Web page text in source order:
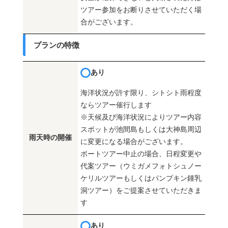
ツアー参加をお断りさせていただく場
合がございます。
プランの特徴
雨天時の開催
あり
海洋状況が許す限り、シトシト雨程度
ならツアー催行します
※天候及び海洋状況によりツアー内容
スポットが池間島もしくは大神島周辺
に変更になる場合がございます。
ボートツアー中止の場合、日程変更や
代案ツアー（ウミガメフォトシュノー
ケリルツアーもしくはパンプキン鍾乳
洞ツアー）をご提案させていただきま
す
あり